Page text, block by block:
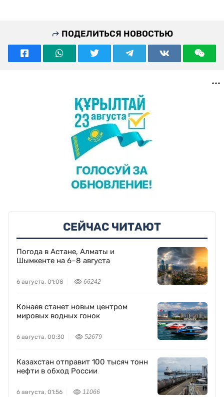
ПОДЕЛИТЬСЯ НОВОСТЬЮ
СЕЙЧАС ЧИТАЮТ
Погода в Астане, Алматы и
Шымкенте на 6–8 августа
6 августа, 01:08 66242
Конаев станет новым центром
мировых водных гонок
6 августа, 00:30 52679
Казахстан отправит 100 тысяч тонн
нефти в обход России
6 августа, 01:56 11066